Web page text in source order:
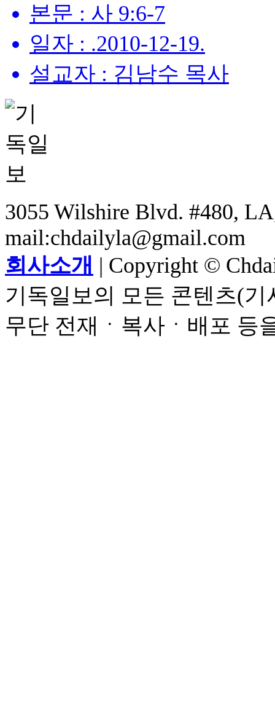
본문 : 사 9:6-7
일자 : .2010-12-19.
설교자 : 김남수 목사
3055 Wilshire Blvd. #480,
mail:chdailyla@gmail.com
회사소개 | Copyright ©
기독일보의 모든 콘텐츠(
무단 전재ㆍ복사ㆍ배포 등